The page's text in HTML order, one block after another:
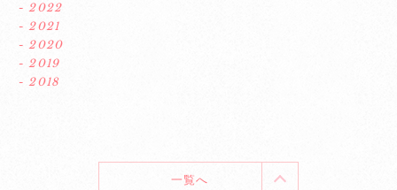
- 2022
- 2021
- 2020
- 2019
- 2018
一覧へ